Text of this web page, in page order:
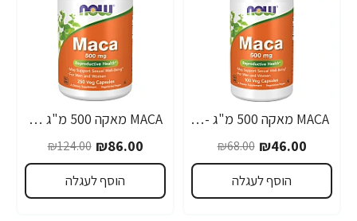
MACA מאקה 500 מ"ג - 100 כמוסות - מבית NOW FOODS
₪46.00
₪68.00
הוסף לעגלה
MACA מאקה 500 מ"ג 250 כמוסות - מבית NOW FOODS
₪86.00
₪124.00
הוסף לעגלה